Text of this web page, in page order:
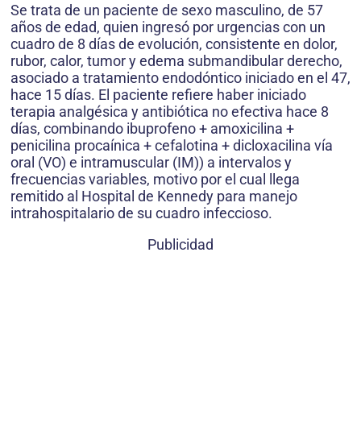
Se trata de un paciente de sexo masculino, de 57
años de edad, quien ingresó por urgencias con un
cuadro de 8 días de evolución, consistente en dolor,
rubor, calor, tumor y edema submandibular derecho,
asociado a tratamiento endodóntico iniciado en el 47,
hace 15 días. El paciente refiere haber iniciado
terapia analgésica y antibiótica no efectiva hace 8
días, combinando ibuprofeno + amoxicilina +
penicilina procaínica + cefalotina + dicloxacilina vía
oral (VO) e intramuscular (IM)) a intervalos y
frecuencias variables, motivo por el cual llega
remitido al Hospital de Kennedy para manejo
intrahospitalario de su cuadro infeccioso.
Publicidad